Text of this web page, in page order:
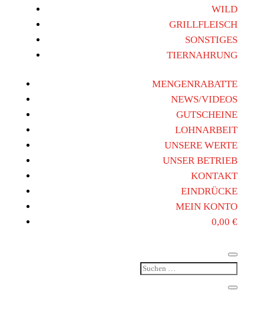
WILD
GRILLFLEISCH
SONSTIGES
TIERNAHRUNG
MENGENRABATTE
NEWS/VIDEOS
GUTSCHEINE
LOHNARBEIT
UNSERE WERTE
UNSER BETRIEB
KONTAKT
EINDRÜCKE
MEIN KONTO
0,00€